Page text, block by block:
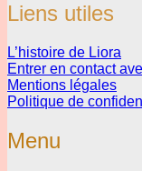
Liens utiles
L’histoire de Liora
Entrer en contact
Mentions légales
Politique de
Menu